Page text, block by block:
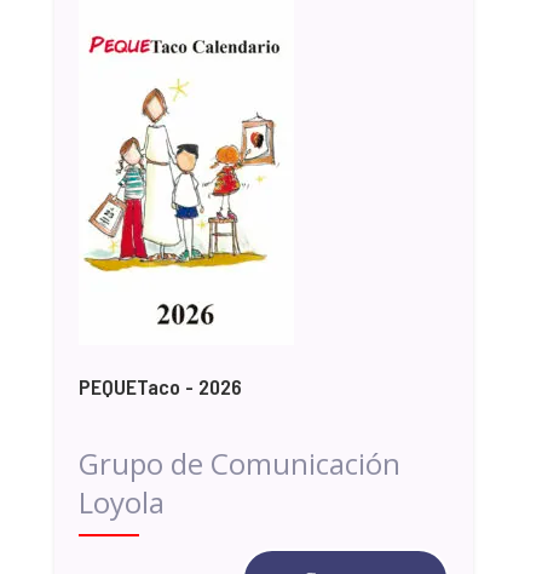
PEQUETaco - 2026
Grupo de Comunicación
Loyola